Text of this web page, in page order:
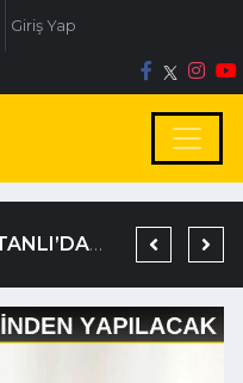
Giriş Yap
DAĞISTANLI’DAN, ÖZLÜ’NÜN OTOGAR KARARINA SERT TEPKİ